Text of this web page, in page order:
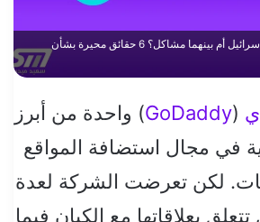
شركة جودادي هل تدعم اسرائيل أم بينهما مشاكل؟ 6 حقائق محيرة بشأن
(
GoDaddy) واحدة من أبرز
في مجال استضافة المواقع
لكن تعرضت الشركة لعدة
بعلاقاتها مع الكيان فيما